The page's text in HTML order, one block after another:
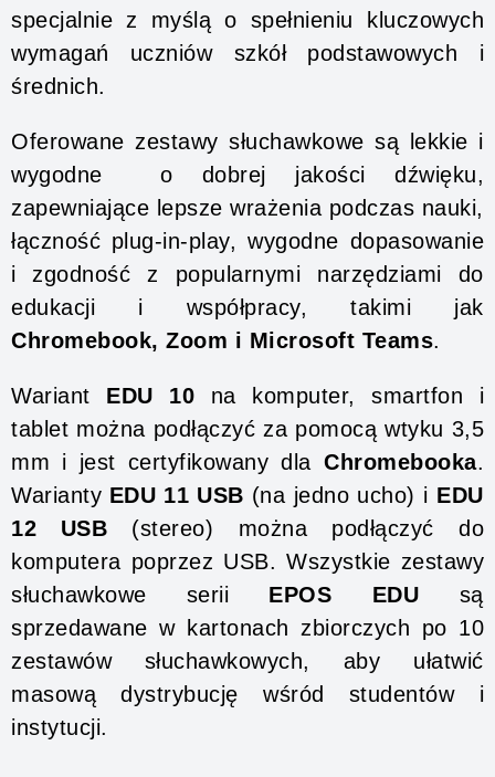
specjalnie z myślą o spełnieniu kluczowych
wymagań uczniów szkół podstawowych i
średnich.
Oferowane zestawy słuchawkowe są lekkie i
wygodne o dobrej jakości dźwięku,
zapewniające lepsze wrażenia podczas nauki,
łączność plug-in-play, wygodne dopasowanie
i zgodność z popularnymi narzędziami do
edukacji i współpracy, takimi jak
Chromebook, Zoom i Microsoft Teams.
Wariant EDU 10 na komputer, smartfon i
tablet można podłączyć za pomocą wtyku 3,5
mm i jest certyfikowany dla Chromebooka.
Warianty EDU 11 USB (na jedno ucho) i EDU
12 USB (stereo) można podłączyć do
komputera poprzez USB. Wszystkie zestawy
słuchawkowe serii EPOS EDU są
sprzedawane w kartonach zbiorczych po 10
zestawów słuchawkowych, aby ułatwić
masową dystrybucję wśród studentów i
instytucji.